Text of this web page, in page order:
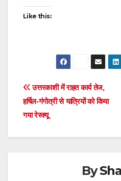
Like this:
Post
navigation
उत्तरकाशी में राहत कार्य तेज,
हर्षिल-गंगोत्री से यात्रियों को किया
गया रेस्क्यू
By